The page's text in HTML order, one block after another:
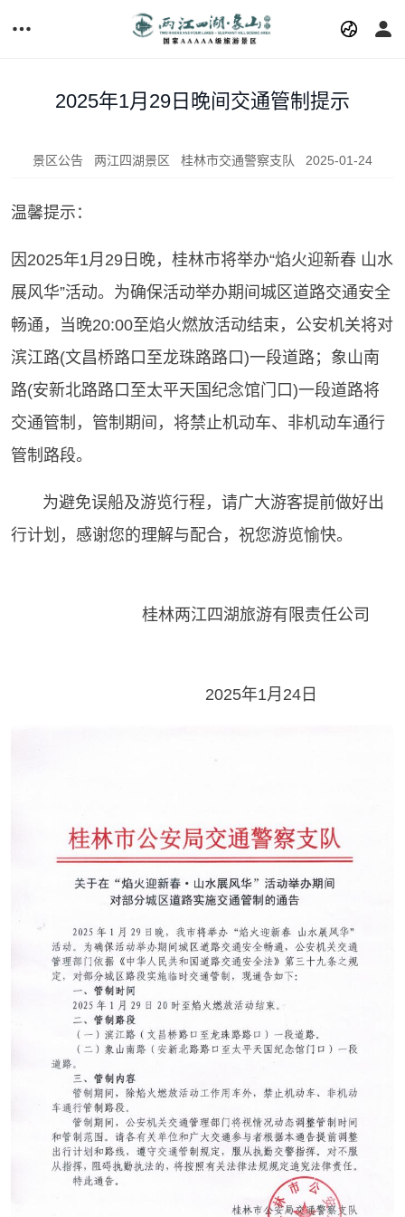
2025年1月29日晚间交通管制提示
景区公告 两江四湖景区 桂林市交通警察支队 2025-01-24
温馨提示：
因2025年1月29日晚，桂林市将举办“焰火迎新春 山水
展风华”活动。为确保活动举办期间城区道路交通安全
畅通，当晚20:00至焰火燃放活动结束，公安机关将对
滨江路(文昌桥路口至龙珠路路口)一段道路；象山南
路(安新北路路口至太平天国纪念馆门口)一段道路将
交通管制，管制期间，将禁止机动车、非机动车通行
管制路段。
为避免误船及游览行程，请广大游客提前做好出
行计划，感谢您的理解与配合，祝您游览愉快。
桂林两江四湖旅游有限责任公司
2025年1月24日